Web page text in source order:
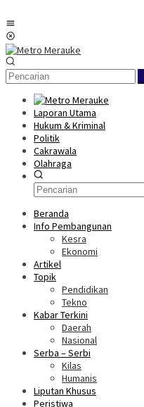
ke
konten
Laporan Utama
Hukum & Kriminal
Politik
Cakrawala
Olahraga
Beranda
Info Pembangunan
Kesra
Ekonomi
Artikel
Topik
Pendidikan
Tekno
Kabar Terkini
Daerah
Nasional
Serba – Serbi
Kilas
Humanis
Liputan Khusus
Peristiwa